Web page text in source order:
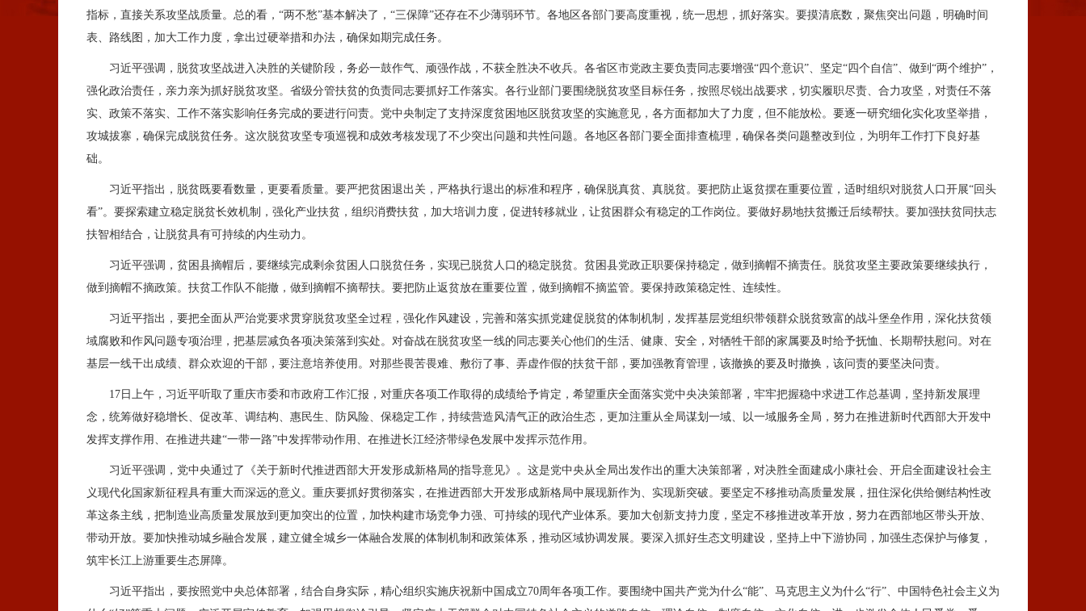
指标，直接关系攻坚战质量。总的看，“两不愁”基本解决了，“三保障”还存在不少薄弱环节。各地区各部门要高度重视，统一思想，抓好落实。要摸清底数，聚焦突出问题，明确时间
表、路线图，加大工作力度，拿出过硬举措和办法，确保如期完成任务。
习近平强调，脱贫攻坚战进入决胜的关键阶段，务必一鼓作气、顽强作战，不获全胜决不收兵。各省区市党政主要负责同志要增强“四个意识”、坚定“四个自信”、做到“两个维护”，
强化政治责任，亲力亲为抓好脱贫攻坚。省级分管扶贫的负责同志要抓好工作落实。各行业部门要围绕脱贫攻坚目标任务，按照尽锐出战要求，切实履职尽责、合力攻坚，对责任不落
实、政策不落实、工作不落实影响任务完成的要进行问责。党中央制定了支持深度贫困地区脱贫攻坚的实施意见，各方面都加大了力度，但不能放松。要逐一研究细化实化攻坚举措，
攻城拔寨，确保完成脱贫任务。这次脱贫攻坚专项巡视和成效考核发现了不少突出问题和共性问题。各地区各部门要全面排查梳理，确保各类问题整改到位，为明年工作打下良好基
础。
习近平指出，脱贫既要看数量，更要看质量。要严把贫困退出关，严格执行退出的标准和程序，确保脱真贫、真脱贫。要把防止返贫摆在重要位置，适时组织对脱贫人口开展“回头
看”。要探索建立稳定脱贫长效机制，强化产业扶贫，组织消费扶贫，加大培训力度，促进转移就业，让贫困群众有稳定的工作岗位。要做好易地扶贫搬迁后续帮扶。要加强扶贫同扶志
扶智相结合，让脱贫具有可持续的内生动力。
习近平强调，贫困县摘帽后，要继续完成剩余贫困人口脱贫任务，实现已脱贫人口的稳定脱贫。贫困县党政正职要保持稳定，做到摘帽不摘责任。脱贫攻坚主要政策要继续执行，
做到摘帽不摘政策。扶贫工作队不能撤，做到摘帽不摘帮扶。要把防止返贫放在重要位置，做到摘帽不摘监管。要保持政策稳定性、连续性。
习近平指出，要把全面从严治党要求贯穿脱贫攻坚全过程，强化作风建设，完善和落实抓党建促脱贫的体制机制，发挥基层党组织带领群众脱贫致富的战斗堡垒作用，深化扶贫领
域腐败和作风问题专项治理，把基层减负各项决策落到实处。对奋战在脱贫攻坚一线的同志要关心他们的生活、健康、安全，对牺牲干部的家属要及时给予抚恤、长期帮扶慰问。对在
基层一线干出成绩、群众欢迎的干部，要注意培养使用。对那些畏苦畏难、敷衍了事、弄虚作假的扶贫干部，要加强教育管理，该撤换的要及时撤换，该问责的要坚决问责。
17日上午，习近平听取了重庆市委和市政府工作汇报，对重庆各项工作取得的成绩给予肯定，希望重庆全面落实党中央决策部署，牢牢把握稳中求进工作总基调，坚持新发展理
念，统筹做好稳增长、促改革、调结构、惠民生、防风险、保稳定工作，持续营造风清气正的政治生态，更加注重从全局谋划一域、以一域服务全局，努力在推进新时代西部大开发中
发挥支撑作用、在推进共建“一带一路”中发挥带动作用、在推进长江经济带绿色发展中发挥示范作用。
习近平强调，党中央通过了《关于新时代推进西部大开发形成新格局的指导意见》。这是党中央从全局出发作出的重大决策部署，对决胜全面建成小康社会、开启全面建设社会主
义现代化国家新征程具有重大而深远的意义。重庆要抓好贯彻落实，在推进西部大开发形成新格局中展现新作为、实现新突破。要坚定不移推动高质量发展，扭住深化供给侧结构性改
革这条主线，把制造业高质量发展放到更加突出的位置，加快构建市场竞争力强、可持续的现代产业体系。要加大创新支持力度，坚定不移推进改革开放，努力在西部地区带头开放、
带动开放。要加快推动城乡融合发展，建立健全城乡一体融合发展的体制机制和政策体系，推动区域协调发展。要深入抓好生态文明建设，坚持上中下游协同，加强生态保护与修复，
筑牢长江上游重要生态屏障。
习近平指出，要按照党中央总体部署，结合自身实际，精心组织实施庆祝新中国成立70周年各项工作。要围绕中国共产党为什么“能”、马克思主义为什么“行”、中国特色社会主义为